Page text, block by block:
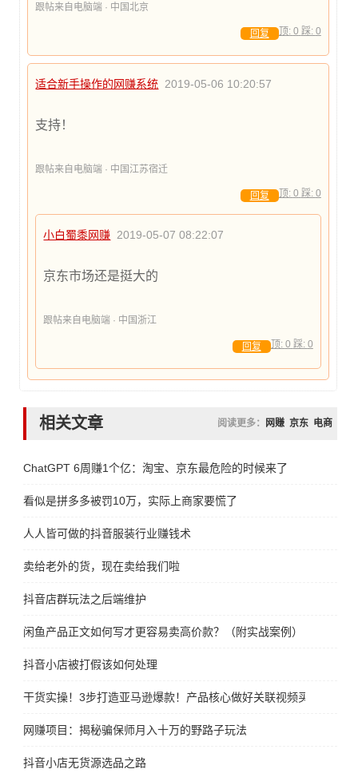
跟帖来自电脑端 · 中国北京
顶: 0 踩: 0
回复
适合新手操作的网赚系统 2019-05-06 10:20:57
支持！
跟帖来自电脑端 · 中国江苏宿迁
顶: 0 踩: 0
回复
小白蜀黍网赚 2019-05-07 08:22:07
京东市场还是挺大的
跟帖来自电脑端 · 中国浙江
顶: 0 踩: 0
回复
相关文章 阅读更多： 网赚 京东 电商
ChatGPT 6周赚1个亿：淘宝、京东最危险的时候来了
看似是拼多多被罚10万，实际上商家要慌了
人人皆可做的抖音服装行业赚钱术
卖给老外的货，现在卖给我们啦
抖音店群玩法之后端维护
闲鱼产品正文如何写才更容易卖高价款？（附实战案例）
抖音小店被打假该如何处理
干货实操！3步打造亚马逊爆款！产品核心做好关联视频买家秀爆单
网赚项目：揭秘骗保师月入十万的野路子玩法
抖音小店无货源选品之路